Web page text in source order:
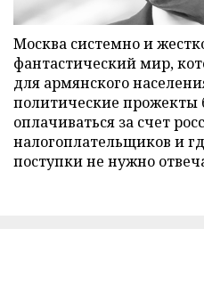
Москва системно и
фантастический мир,
для армянского
политические прожекты
оплачиваться за счет
налогоплательщиков и
поступки не нужно